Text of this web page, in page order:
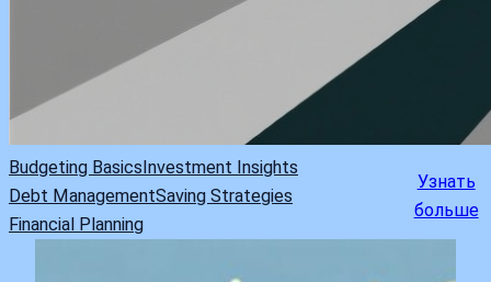
Budgeting BasicsInvestment Insights
Debt ManagementSaving Strategies
Financial Planning
Узнать
больше